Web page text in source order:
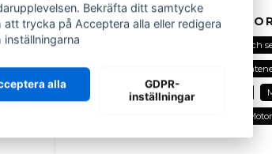
question
Fråga oss om denna
name
Namn
RELATERADE
Motorelektronik och
Kyl och värmesystem
Bekräfta ditt samtycke
att trycka på Acceptera alla eller redigera
inställningarna
alla
GDPR-
inställningar